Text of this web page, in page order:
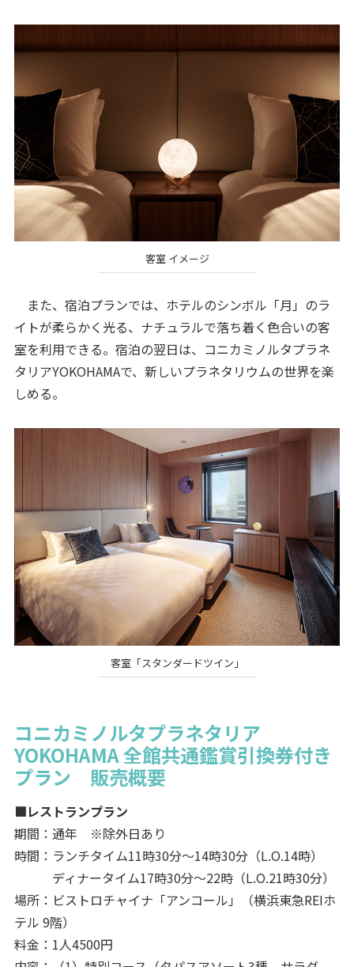
客室 イメージ
また、宿泊プランでは、ホテルのシンボル「月」のラ
イトが柔らかく光る、ナチュラルで落ち着く色合いの客
室を利用できる。宿泊の翌日は、コニカミノルタプラネ
タリアYOKOHAMAで、新しいプラネタリウムの世界を楽
しめる。
客室「スタンダードツイン」
コニカミノルタプラネタリア
YOKOHAMA 全館共通鑑賞引換券付き
プラン 販売概要
■レストランプラン
期間：通年 ※除外日あり
時間：ランチタイム11時30分～14時30分（L.O.14時）
ディナータイム17時30分～22時（L.O.21時30分）
場所：ビストロチャイナ「アンコール」（横浜東急REIホ
テル 9階）
料金：1人4500円